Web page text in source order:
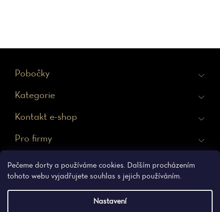
Pečeme dorty a používáme cookies. Dalším procházením
tohoto webu vyjadřujete souhlas s jejich používáním.
Nastavení
Pobočky
Kategorie
Kontakt e-shop
Pro firmy
Ochrana osobních údajů Obchodní podmínky
Vytvořil Shoptet